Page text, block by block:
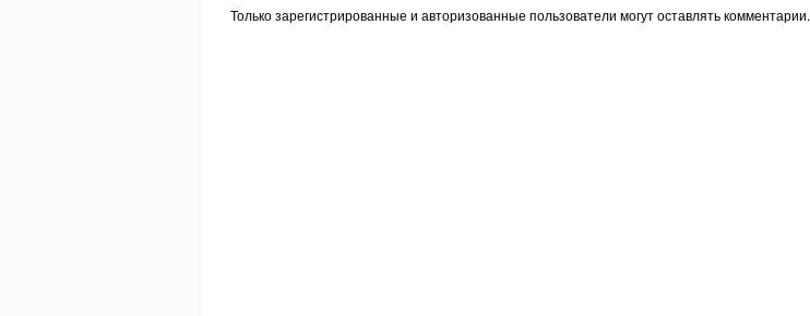
Только зарегистрированные и авторизованные пользователи могут оставлять комментарии.